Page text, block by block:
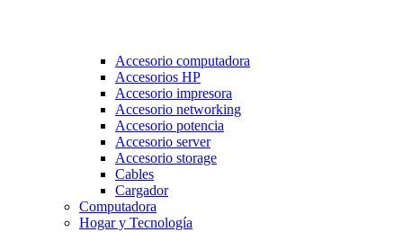
Accesorio computadora
Accesorios HP
Accesorio impresora
Accesorio networking
Accesorio potencia
Accesorio server
Accesorio storage
Cables
Cargador
Computadora
Hogar y Tecnología